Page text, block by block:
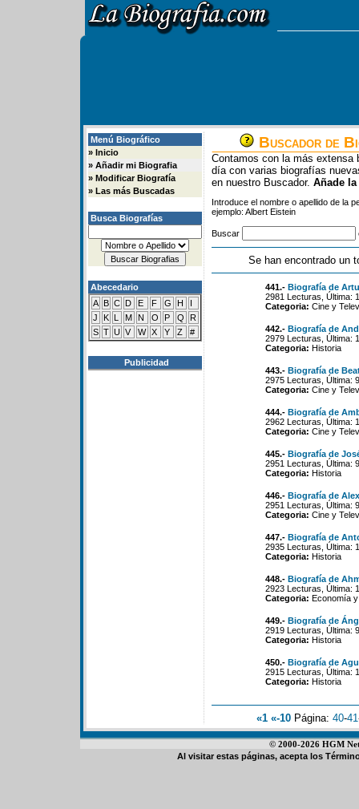
Menú Biográfico
» Inicio
» Añadir mi Biografia
» Modificar Biografía
» Las más Buscadas
Busca Biografías
Abecedario
A B C D E F G H
I
J
K L M N O P Q
R
S T U V W X Y Z #
Publicidad
Buscador de
Contamos con la más extensa
día con varias biografías
en nuestro Buscador. Añade
Introduce el nombre o apellido de la
ejemplo: Albert Eistein
Buscar
Se han encontrado un
441.- Biografía de
2981 Lecturas, Última:
Categoria: Cine y
442.- Biografía de
2979 Lecturas, Última:
Categoria: Historia
443.- Biografía de
2975 Lecturas, Última:
Categoria: Cine y
444.- Biografía de
2962 Lecturas, Última:
Categoria: Cine y
445.- Biografía de
2951 Lecturas, Última:
Categoria: Historia
446.- Biografía de
2951 Lecturas, Última:
Categoria: Cine y
447.- Biografía de
2935 Lecturas, Última:
Categoria: Historia
448.- Biografía de
2923 Lecturas, Última:
Categoria: Economía
449.- Biografía de
2919 Lecturas, Última:
Categoria: Historia
450.- Biografía de
2915 Lecturas, Última:
Categoria: Historia
«1 «-10 Página: 40-41
© 2000-2026 HGM
Al visitar estas páginas, acepta los